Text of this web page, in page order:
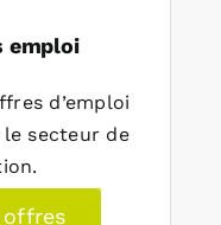
emploi
d’emploi
secteur de